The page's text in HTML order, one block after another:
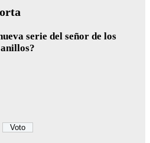
serie del señor de los
anillos?